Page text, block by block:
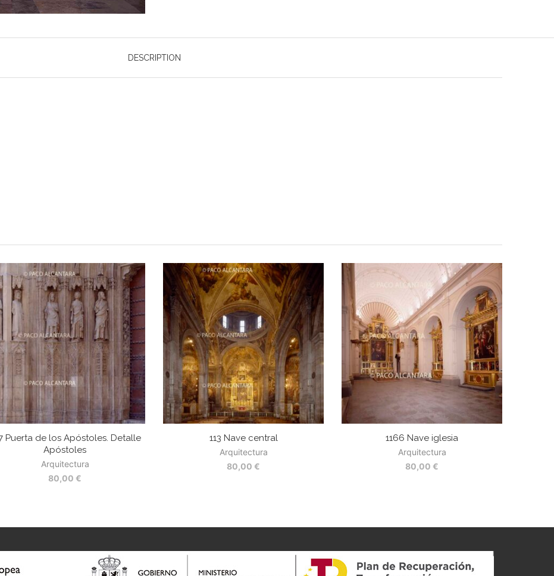
DESCRIPTION
Puerta de los Apóstoles. Detalle
Apóstoles
Arquitectura
80,00 €
113 Nave central
Arquitectura
80,00 €
1166 Nave iglesia
Arquitectura
80,00 €